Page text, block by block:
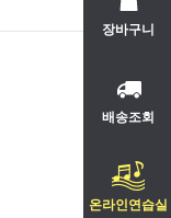
장바구니
배송조회
온라인연습실